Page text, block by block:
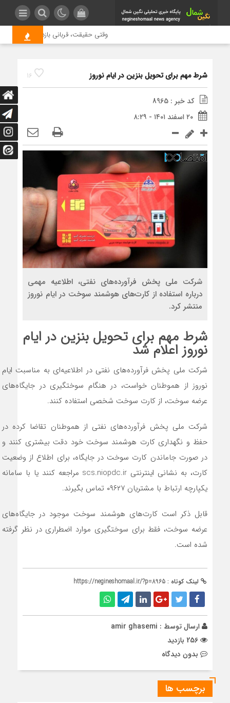
وقتی حقیقت، قربانی بازدید بیشتر
16 شرط مهم برای تحویل بنزین در ایام نوروز
کد خبر : 8965
۲۰ اسفند ۱۴۰۱ - ۸:۲۹
شرکت ملی پخش فرآورده‌های نفتی، اطلاعیه مهمی
درباره استفاده از کارت‌های هوشمند سوخت در ایام نوروز
منتشر کرد.
شرط مهم برای تحویل بنزین در ایام
نوروز اعلام شد
شرکت ملی پخش فرآورده‌های نفتی در اطلاعیه‌ای به مناسبت ایام
نوروز از هموطنان خواست، در هنگام سوختگیری در جایگاه‌های
عرضه سوخت، از کارت سوخت شخصی استفاده کنند.
شرکت ملی پخش فرآورده‌های نفتی از هموطنان تقاضا کرده در
حفظ و نگهداری کارت هوشمند سوخت خود دقت بیشتری کنند و
در صورت جاماندن کارت سوخت در جایگاه، برای اطلاع از وضعیت
کارت، به نشانی اینترنتی scs.niopdc.ir مراجعه کنند یا با سامانه
یکپارچه ارتباط با مشتریان ۰۹۶۲۷ تماس بگیرند.
قابل ذکر است کارت‌های هوشمند سوخت موجود در جایگاه‌های
عرضه سوخت، فقط برای سوختگیری موارد اضطراری در نظر گرفته
شده است.
لینک کوتاه : https://negineshomaal.ir/?p=8965
ارسال توسط : amir ghasemi
بدون دیدگاه
برچسب ها